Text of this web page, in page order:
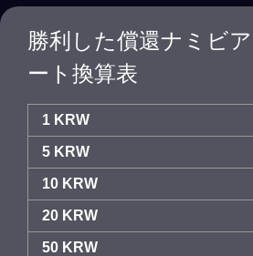
勝利した償還ナミビ
ート換算表
1 KRW
5 KRW
10 KRW
20 KRW
50 KRW